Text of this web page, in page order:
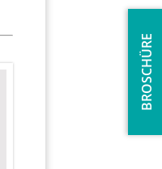
BROSCHÜRE